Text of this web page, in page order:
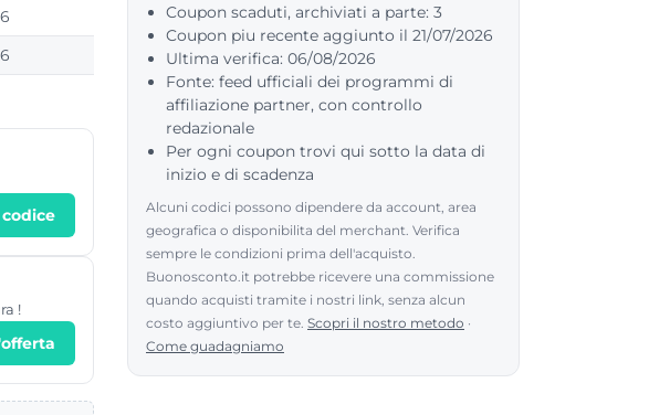
!
Coupon scaduti, archiviati a parte: 3
Coupon piu recente aggiunto il 21/07/2026
Ultima verifica: 06/08/2026
Fonte: feed ufficiali dei programmi di
affiliazione partner, con controllo
redazionale
Per ogni coupon trovi qui sotto la data di
inizio e di scadenza
Alcuni codici possono dipendere da account, area
geografica o disponibilita del merchant. Verifica
sempre le condizioni prima dell'acquisto.
Buonosconto.it potrebbe ricevere una commissione
quando acquisti tramite i nostri link, senza alcun
costo aggiuntivo per te. Scopri il nostro metodo ·
Come guadagniamo